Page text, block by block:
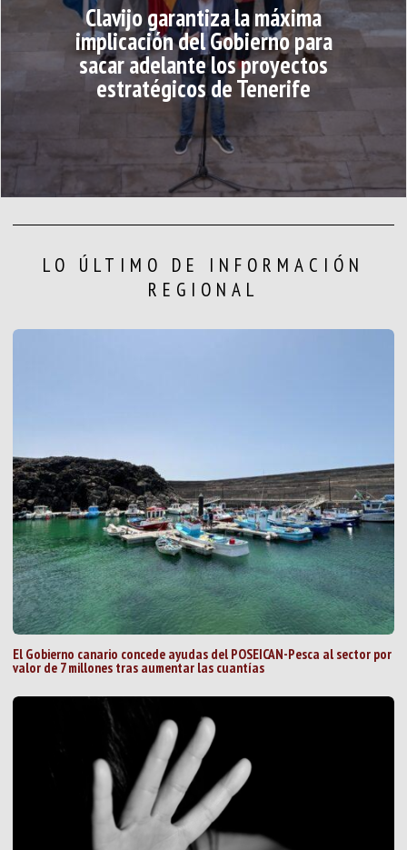
Clavijo garantiza la máxima
implicación del Gobierno para
sacar adelante los proyectos
estratégicos de Tenerife
LO ÚLTIMO DE INFORMACIÓN
REGIONAL
El Gobierno canario concede ayudas del POSEICAN-Pesca al sector por
valor de 7 millones tras aumentar las cuantías